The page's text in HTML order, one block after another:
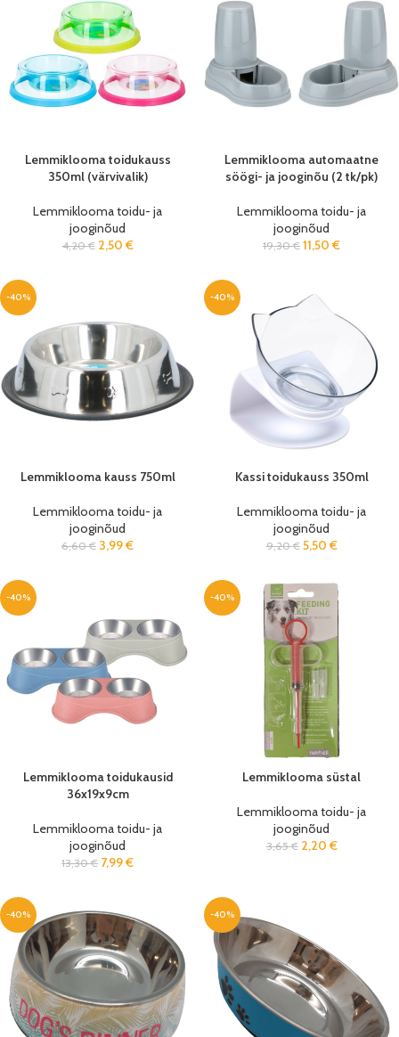
Lemmiklooma toidukauss
350ml (värvivalik)
Lemmiklooma toidu- ja
jooginõud
4,20€ 2,50 €
Lemmiklooma automaatne
söögi- ja jooginõu (2 tk/pk)
Lemmiklooma toidu- ja
jooginõud
19,30€ 11,50 €
-40%
Lemmiklooma kauss 750ml
Lemmiklooma toidu- ja
jooginõud
6,60€ 3,99€
-40%
Kassi toidukauss 350ml
Lemmiklooma toidu- ja
jooginõud
9,20€ 5,50 €
-40%
Lemmiklooma toidukausid
36x19x9cm
Lemmiklooma toidu- ja
jooginõud
13,30€ 7,99€
-40%
Lemmiklooma süstal
Lemmiklooma toidu- ja
jooginõud
3,65€ 2,20 €
-40% -40%